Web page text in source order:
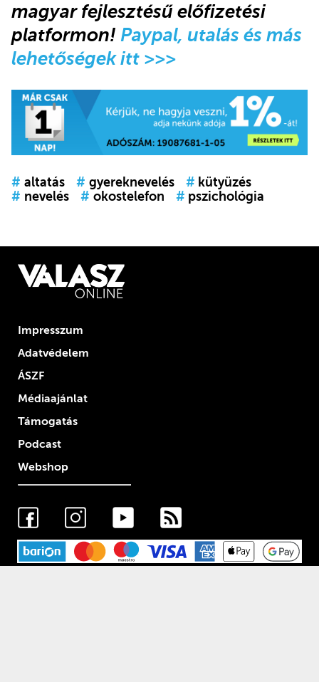
magyar fejlesztésű előfizetési
platformon! Paypal, utalás és más
lehetőségek itt >>>
# altatás # gyereknevelés # kütyüzés
# nevelés # okostelefon # pszichológia
Impresszum
Adatvédelem
ÁSZF
Médiaajánlat
Támogatás
Podcast
Webshop